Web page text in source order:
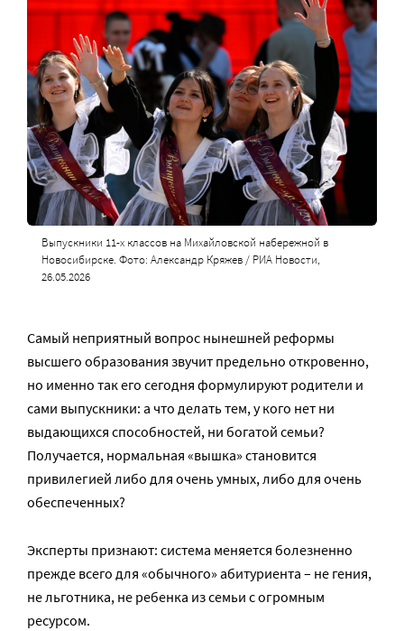
Выпускники 11-х классов на Михайловской набережной в
Новосибирске. Фото: Александр Кряжев / РИА Новости,
26.05.2026
Самый неприятный вопрос нынешней реформы
высшего образования звучит предельно откровенно,
но именно так его сегодня формулируют родители и
сами выпускники: а что делать тем, у кого нет ни
выдающихся способностей, ни богатой семьи?
Получается, нормальная «вышка» становится
привилегией либо для очень умных, либо для очень
обеспеченных?
Эксперты признают: система меняется болезненно
прежде всего для «обычного» абитуриента – не гения,
не льготника, не ребенка из семьи с огромным
ресурсом.